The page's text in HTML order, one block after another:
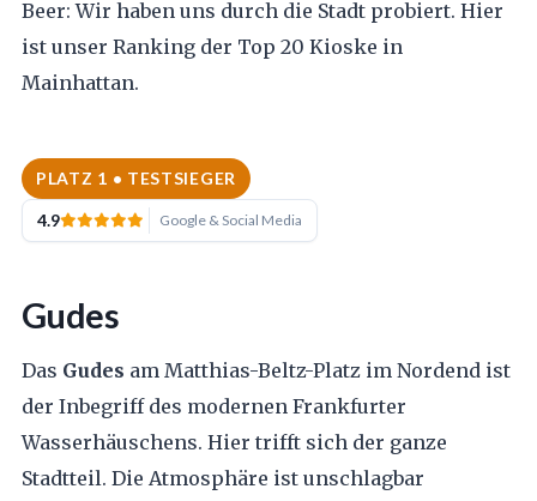
Beer: Wir haben uns durch die Stadt probiert. Hier
ist unser Ranking der Top 20 Kioske in
Mainhattan.
PLATZ 1 • TESTSIEGER
4.9 Google & Social Media
Gudes
Das Gudes am Matthias-Beltz-Platz im Nordend ist
der Inbegriff des modernen Frankfurter
Wasserhäuschens. Hier trifft sich der ganze
Stadtteil. Die Atmosphäre ist unschlagbar